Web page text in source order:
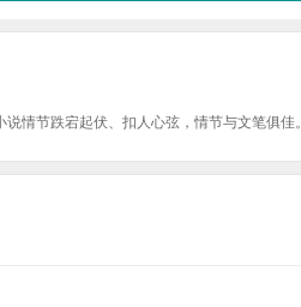
情节跌宕起伏、扣人心弦，情节与文笔俱佳。